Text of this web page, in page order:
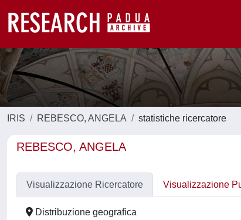
IRIS REBESCO, ANGELA statistiche ricercatore
REBESCO, ANGELA
Visualizzazione Ricercatore Visualizzazione
Distribuzione geografica